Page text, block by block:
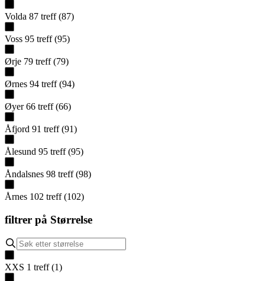
Volda 87 treff (87)
Voss 95 treff (95)
Ørje 79 treff (79)
Ørnes 94 treff (94)
Øyer 66 treff (66)
Åfjord 91 treff (91)
Ålesund 95 treff (95)
Åndalsnes 98 treff (98)
Årnes 102 treff (102)
filtrer på Størrelse
XXS 1 treff (1)